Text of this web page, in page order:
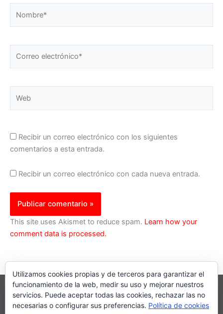
Recibir un correo electrónico con los siguientes
comentarios a esta entrada.
Recibir un correo electrónico con cada nueva entrada.
This site uses Akismet to reduce spam. Learn how your
comment data is processed.
Utilizamos cookies propias y de terceros para garantizar el
funcionamiento de la web, medir su uso y mejorar nuestros
servicios. Puede aceptar todas las cookies, rechazar las no
necesarias o configurar sus preferencias. Política de cookies